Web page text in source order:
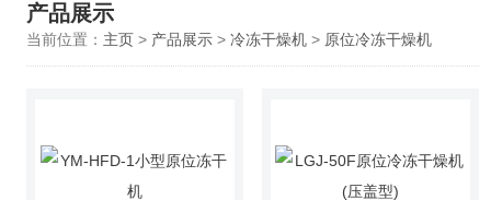
产品展示
当前位置： 主页> 产品展示> 冷冻干燥机> 原位冷冻干燥机